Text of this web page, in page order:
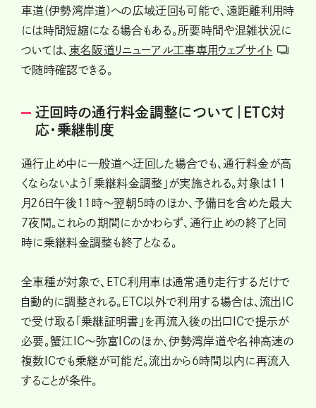
車道(伊勢湾岸道)への広域迂回も可能で、遠距離利用時
には時間短縮になる場合もある。所要時間や混雑状況に
ついては、 東名阪道リニューアル工事専用ウェブサイト
で随時確認できる。
迂回時の通行料金調整について｜ETC対
応・乗継制度
通行止め中に一般道へ迂回した場合でも、通行料金が高
くならないよう「乗継料金調整」が実施される。対象は11
月26日午後11時〜翌朝5時のほか、予備日を含めた最大
7夜間。これらの期間にかかわらず、通行止めの終了と同
時に乗継料金調整も終了となる。
全車種が対象で、ETC利用車は通常通り走行するだけで
自動的に調整される。ETC以外で利用する場合は、流出IC
で受け取る「乗継証明書」を再流入後の出口ICで提示が
必要。蟹江IC〜弥富ICのほか、伊勢湾岸道や名神高速の
複数ICでも乗継が可能だ。流出から6時間以内に再流入
することが条件。